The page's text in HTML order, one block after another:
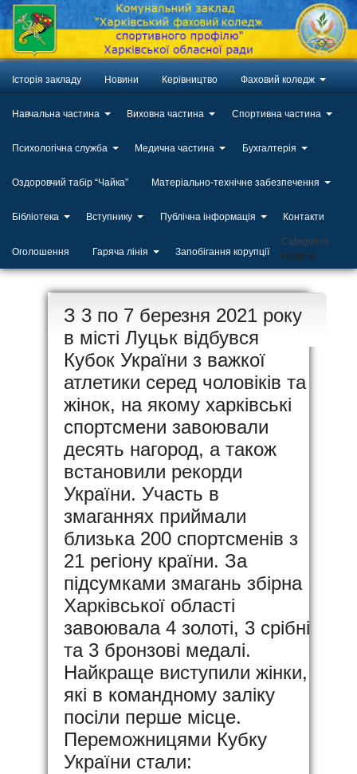
Історія закладу Новини Керівництво Фаховий коледж
Навчальна частина Виховна частина Спортивна частина
Психологічна служба Медична частина Бухгалтерія
Оздоровчий табір “Чайка” Матеріально-технічне забезпечення
Бібліотека Вступнику Публічна інформація Контакти
Оголошення Гаряча лінія Запобігання корупції
Categories
Новини
20
З 3 по 7 березня 2021 року
в місті Луцьк відбувся
Кубок України з важкої
атлетики серед чоловіків та
жінок, на якому харківські
спортсмени завоювали
десять нагород, а також
встановили рекорди
України. Участь в
змаганнях приймали
близька 200 спортсменів з
21 регіону країни. За
підсумками змагань збірна
Харківської області
завоювала 4 золоті, 3 срібні
та 3 бронзові медалі.
Найкраще виступили жінки,
які в командному заліку
посіли перше місце.
Переможницями Кубку
України стали: